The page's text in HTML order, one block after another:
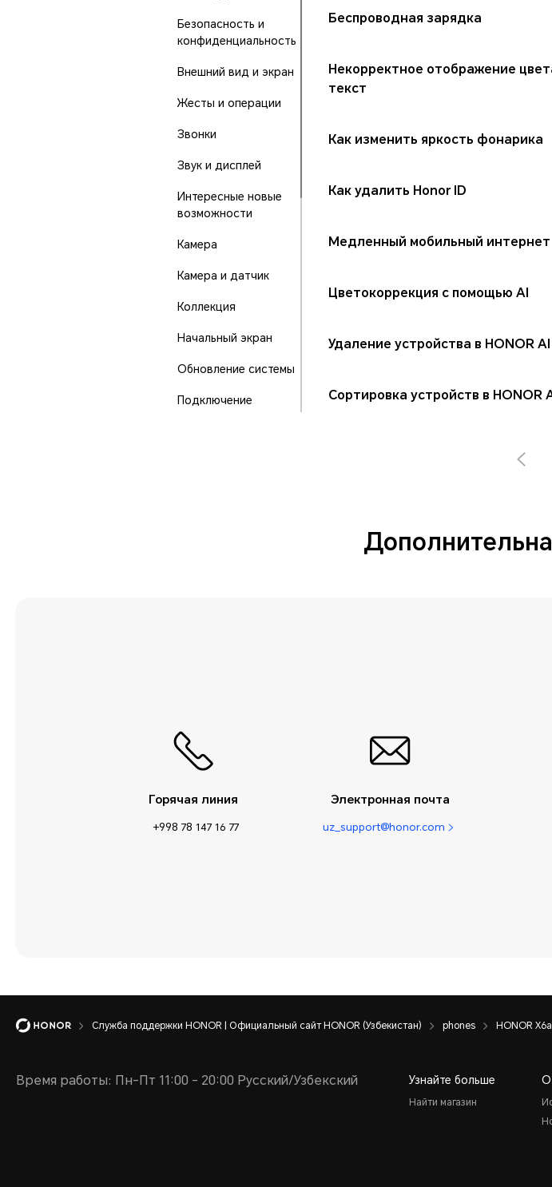
Безопасность и
конфиденциальность
Внешний вид и экран
Жесты и операции
Звонки
Звук и дисплей
Интересные новые
возможности
Камера
Камера и датчик
Коллекция
Начальный экран
Обновление системы
Подключение
телефоном
Хранилище
Беспроводная зарядка
Некорректное отображение
текст
Как изменить яркость фонарика
Как удалить Honor ID
Медленный мобильный интернет
Цветокоррекция с помощью AI
Удаление устройства в HONOR
Сортировка устройств в HONOR
Горячая линия
+998 78 147 16 77
Электронная почта
uz_support@honor.com
Служба поддержки HONOR | Официальный сайт HONOR (Узбекистан) phones HONOR X6a
Время работы: Пн-Пт 11:00 - 20:00 Русский/Узбекский Узнайте больше
Найти магазин
О